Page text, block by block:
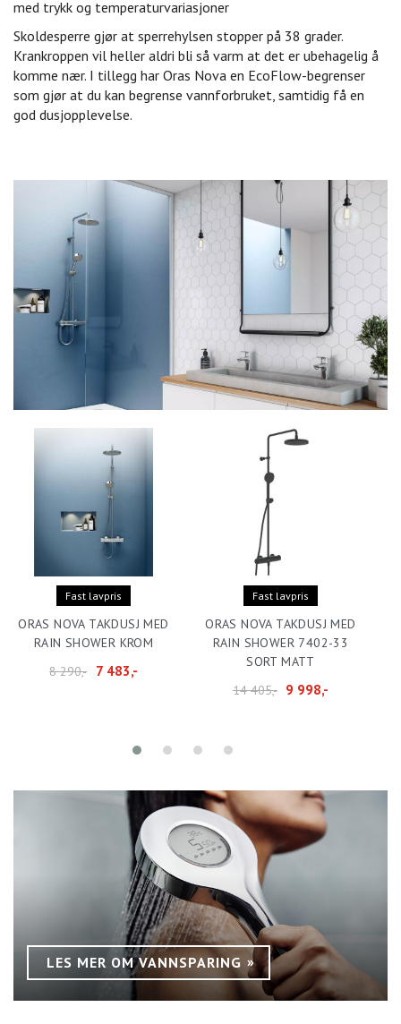
med trykk og temperaturvariasjoner
Skoldesperre gjør at sperrehylsen stopper på 38 grader.
Krankroppen vil heller aldri bli så varm at det er ubehagelig å
komme nær. I tillegg har Oras Nova en EcoFlow-begrenser
som gjør at du kan begrense vannforbruket, samtidig få en
god dusjopplevelse.
Fast lavpris
ORAS NOVA TAKDUSJ MED
RAIN SHOWER KROM
8 290,-
7 483,-
Fast lavpris
ORAS NOVA TAKDUSJ MED
RAIN SHOWER 7402-33
SORT MATT
14 405,- 9 998,-
LES MER OM VANNSPARING